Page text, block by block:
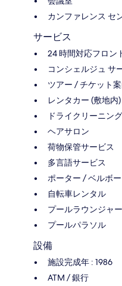
カンファレンス セ
サービス
24 時間対応フロン
コンシェルジュ サ
ツアー / チケット
レンタカー (敷地内)
ドライクリーニン
ヘアサロン
荷物保管サービス
多言語サービス
ポーター / ベルボ
自転車レンタル
プールラウンジャー
プールパラソル
設備
施設完成年 : 1986
ATM / 銀行